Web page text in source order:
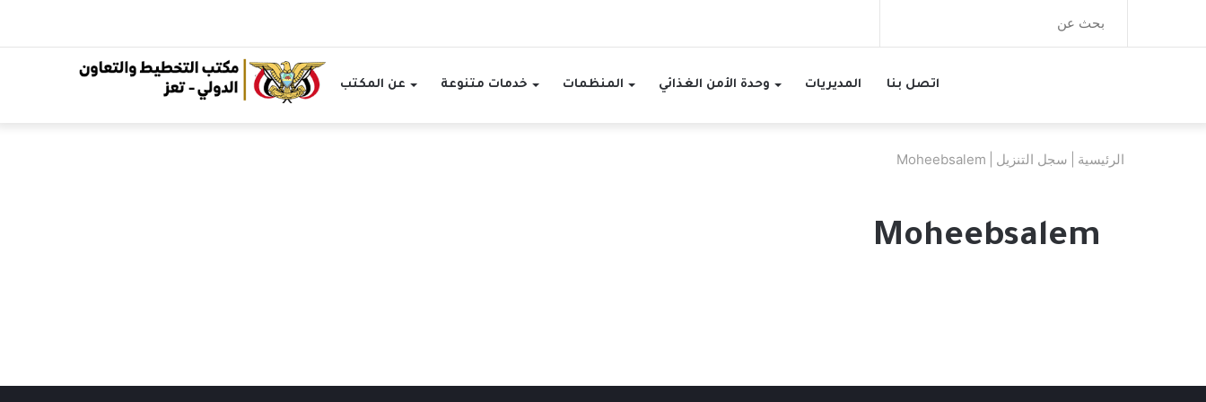
بحث
الرئيسيةعن المكتب خدمات متنوعة المنظمات وحدة الأمن الغذائي المديريات اتصل بنا
الرئيسية سجل التنزيل Moheebsalem
Moheebsalem